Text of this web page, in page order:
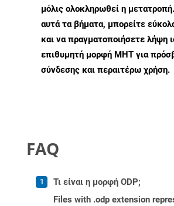
μόλις ολοκληρωθεί η
αυτά τα βήματα, μπορείτε
και να πραγματοποιήσετε λήψη
επιθυμητή μορφή MHT για
σύνδεσης και περαιτέρω χρήση.
FAQ
Τι είναι η μορφή ODP;
Files with .odp extension